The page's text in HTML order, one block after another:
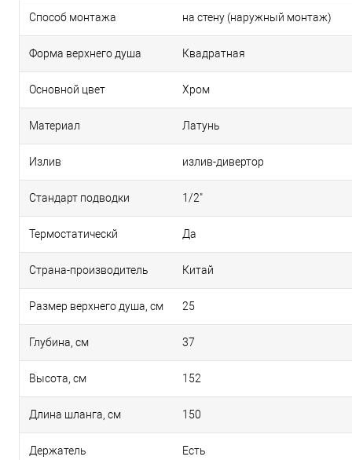
Способ монтажа на стену (наружный монтаж)
Форма верхнего душа Квадратная
Основной цвет Хром
Материал Латунь
Излив излив-дивертор
Стандарт подводки 1/2"
Термостатическй Да
Страна-производитель Китай
Размер верхнего душа, см 25
Глубина, см 37
Высота, см 152
Длина шланга, см 150
Держатель Есть